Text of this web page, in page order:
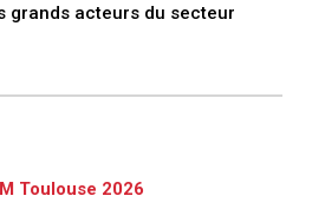
grands acteurs du secteur
Toulouse 2026